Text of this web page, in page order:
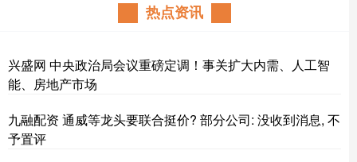
热点资讯
兴盛网 中央政治局会议重磅定调！事关扩大内需、人工智
能、房地产市场
九融配资 通威等龙头要联合挺价? 部分公司: 没收到消息, 不
予置评